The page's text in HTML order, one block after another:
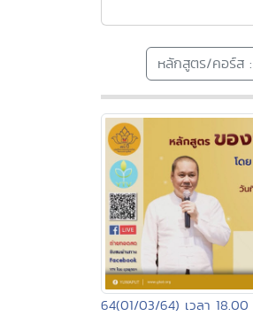
หลักสูตร/คอร์ส :
64(01/03/64) เวลา